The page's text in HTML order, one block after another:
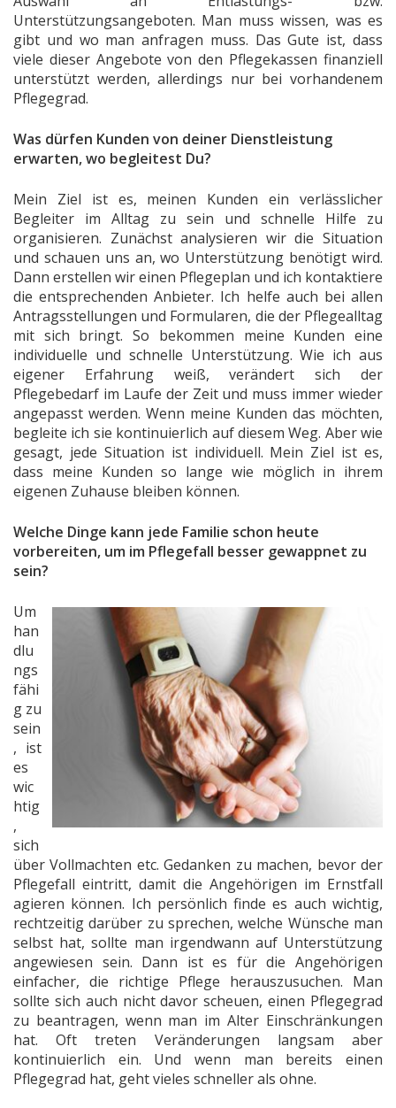
Unterstützungsangeboten. Man muss wissen, was es
gibt und wo man anfragen muss. Das Gute ist, dass
viele dieser Angebote von den Pflegekassen finanziell
unterstützt werden, allerdings nur bei vorhandenem
Pflegegrad.
Was dürfen Kunden von deiner Dienstleistung
erwarten, wo begleitest Du?
Mein Ziel ist es, meinen Kunden ein verlässlicher
Begleiter im Alltag zu sein und schnelle Hilfe zu
organisieren. Zunächst analysieren wir die Situation
und schauen uns an, wo Unterstützung benötigt wird.
Dann erstellen wir einen Pflegeplan und ich kontaktiere
die entsprechenden Anbieter. Ich helfe auch bei allen
Antragsstellungen und Formularen, die der Pflegealltag
mit sich bringt. So bekommen meine Kunden eine
individuelle und schnelle Unterstützung. Wie ich aus
eigener Erfahrung weiß, verändert sich der
Pflegebedarf im Laufe der Zeit und muss immer wieder
angepasst werden. Wenn meine Kunden das möchten,
begleite ich sie kontinuierlich auf diesem Weg. Aber wie
gesagt, jede Situation ist individuell. Mein Ziel ist es,
dass meine Kunden so lange wie möglich in ihrem
eigenen Zuhause bleiben können.
Welche Dinge kann jede Familie schon heute
vorbereiten, um im Pflegefall besser gewappnet zu
sein?
Um
han
dlu
ngs
fähi
g zu
sein
, ist
es
wic
htig
,
sich
über Vollmachten etc. Gedanken zu machen, bevor der
Pflegefall eintritt, damit die Angehörigen im Ernstfall
agieren können. Ich persönlich finde es auch wichtig,
rechtzeitig darüber zu sprechen, welche Wünsche man
selbst hat, sollte man irgendwann auf Unterstützung
angewiesen sein. Dann ist es für die Angehörigen
einfacher, die richtige Pflege herauszusuchen. Man
sollte sich auch nicht davor scheuen, einen Pflegegrad
zu beantragen, wenn man im Alter Einschränkungen
hat. Oft treten Veränderungen langsam aber
kontinuierlich ein. Und wenn man bereits einen
Pflegegrad hat, geht vieles schneller als ohne.